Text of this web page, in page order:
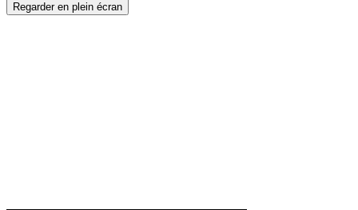
Regarder en plein écran